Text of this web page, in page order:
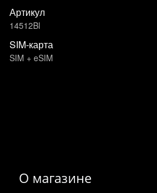
Артикул
14512Bl
SIM-карта
SIM + eSIM
О магазине